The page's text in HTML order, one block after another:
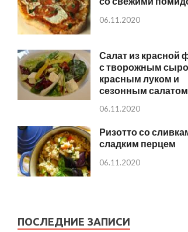
06.11.2020
Салат из красной
с творожным
красным луком и
сезонным салатом
06.11.2020
Ризотто со
сладким перцем
06.11.2020
ПОСЛЕДНИЕ ЗАПИСИ